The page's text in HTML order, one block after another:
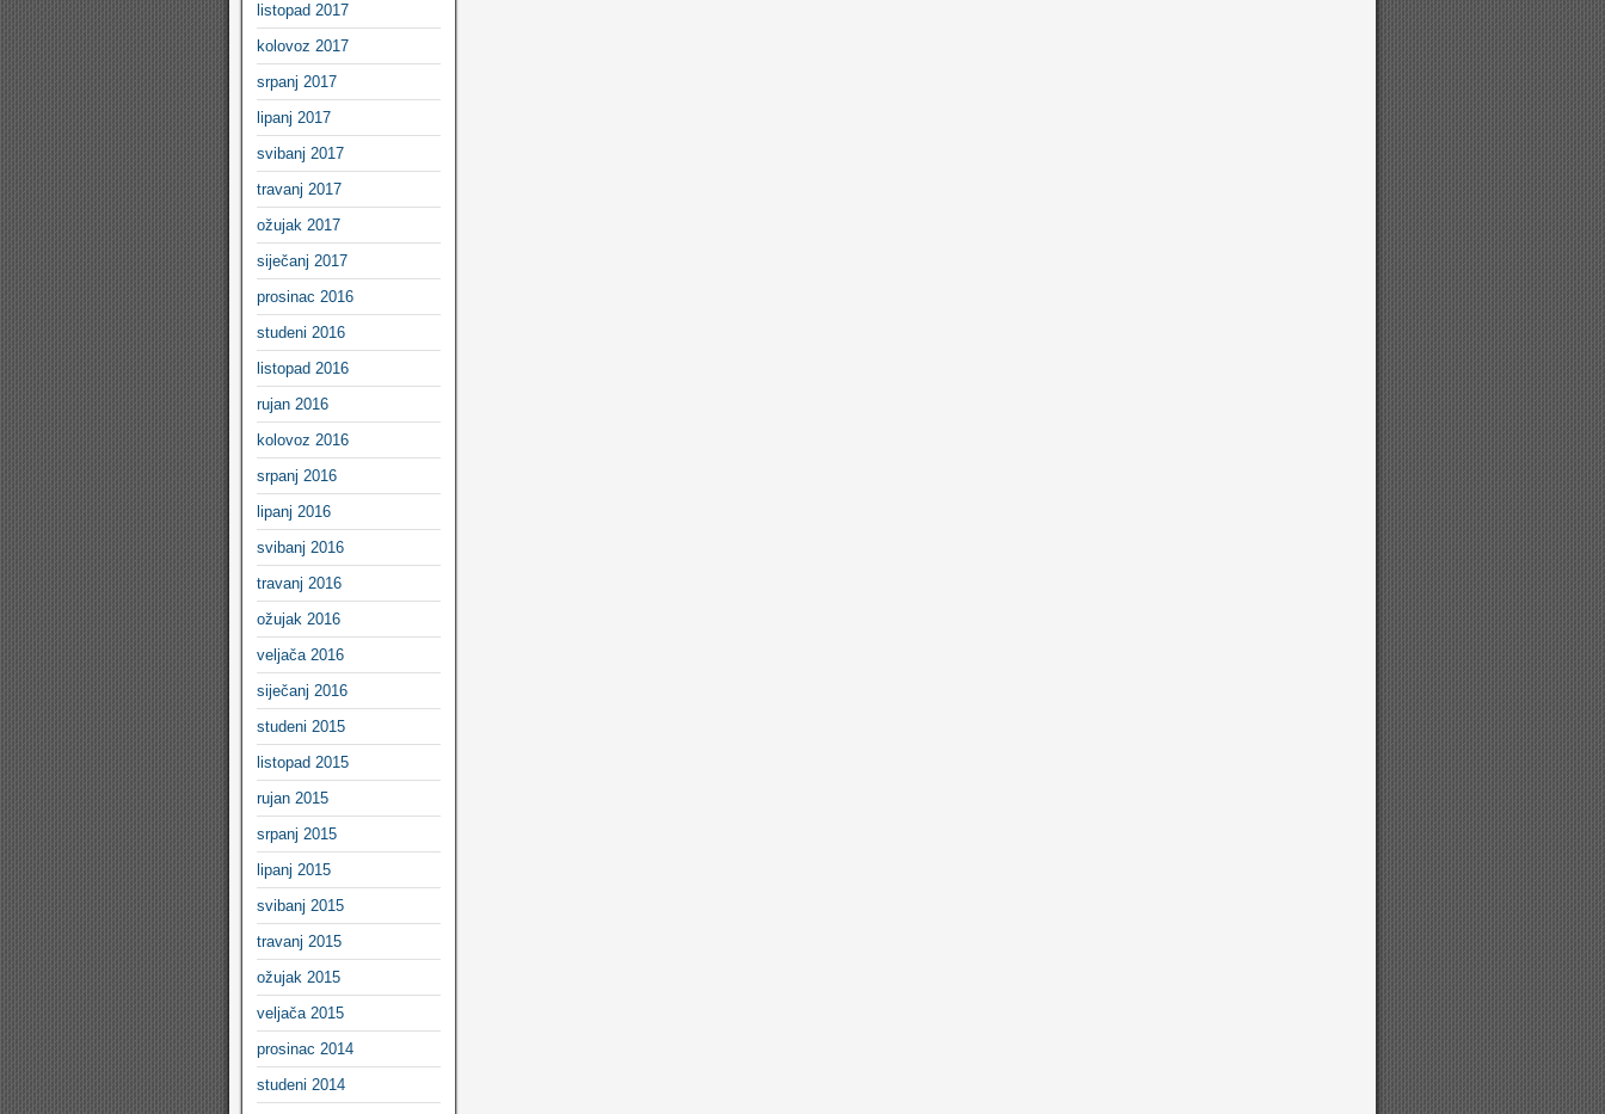
listopad 2017
kolovoz 2017
srpanj 2017
lipanj 2017
svibanj 2017
travanj 2017
ožujak 2017
siječanj 2017
prosinac 2016
studeni 2016
listopad 2016
rujan 2016
kolovoz 2016
srpanj 2016
lipanj 2016
svibanj 2016
travanj 2016
ožujak 2016
veljača 2016
siječanj 2016
studeni 2015
listopad 2015
rujan 2015
srpanj 2015
lipanj 2015
svibanj 2015
travanj 2015
ožujak 2015
veljača 2015
prosinac 2014
studeni 2014